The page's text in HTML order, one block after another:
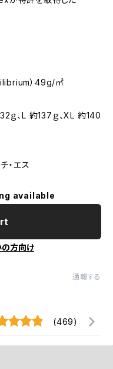
）49g/㎡
ｇ、L 約137ｇ、XL 約140
・エス
available
方向け
通報する
(469)